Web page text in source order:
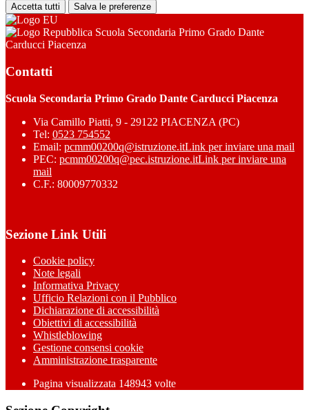
Accetta tutti Salva le preferenze
Scuola Secondaria Primo Grado Dante
Carducci Piacenza
Contatti
Scuola Secondaria Primo Grado Dante Carducci Piacenza
Via Camillo Piatti, 9 - 29122 PIACENZA (PC)
Tel: 0523 754552
Email: pcmm00200q@istruzione.itLink per inviare una mail
PEC: pcmm00200q@pec.istruzione.itLink per inviare una
mail
C.F.: 80009770332
Sezione Link Utili
Cookie policy
Note legali
Informativa Privacy
Ufficio Relazioni con il Pubblico
Dichiarazione di accessibilità
Obiettivi di accessibilità
Whistleblowing
Gestione consensi cookie
Amministrazione trasparente
Pagina visualizzata 148943 volte